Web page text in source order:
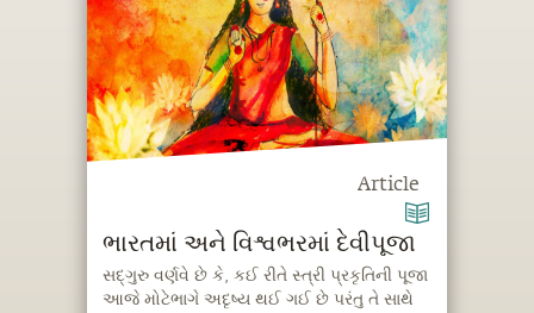
Article
ભારતમાં અને વિશ્વભરમાં દેવીપૂજા
સદ્‍ગુરુ વર્ણવે છે કે, કઈ રીતે સ્ત્રી પ્રકૃતિની પૂજા
આજે મોટેભાગે અદૃષ્ય થઈ ગઈ છે પરંતુ તે સાથે